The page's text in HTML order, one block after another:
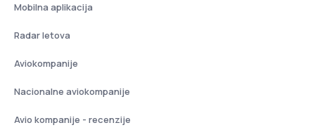
Mobilna aplikacija
Radar letova
Aviokompanije
Nacionalne aviokompanije
Avio kompanije - recenzije